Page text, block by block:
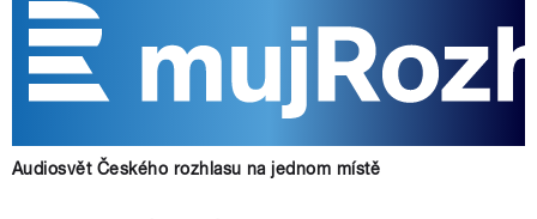
Audiosvět Českého rozhlasu na jednom místě